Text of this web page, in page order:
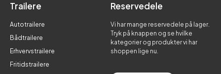
Trailere
Autotrailere
Bådtrailere
Erhvervstrailere
Fritidstrailere
Reservedele
Vi har mange reservedele på lager.
Tryk på knappen og se hvilke
kategorier og produkter vi har
shoppen lige nu.